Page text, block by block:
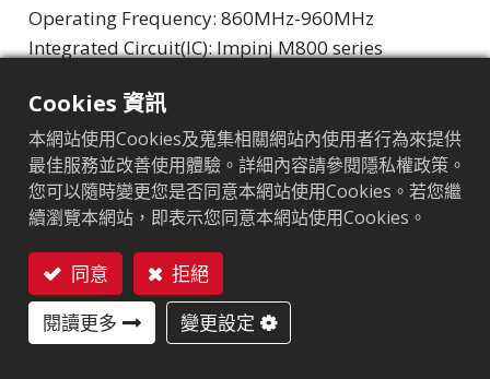
Operating Frequency: 860MHz-960MHz
Integrated Circuit(IC): Impinj M800 series
市場區隔:零售
晶片:Impinj M800 Series
天線尺寸（mm）:22x8
EPC記憶體
128 bits/96 bits
用戶記憶體
0/32 bits
Cookies 資訊
本網站使用Cookies及蒐集相關網站內使用者行為來提供
最佳服務並改善使用體驗。詳細內容請參閱隱私權政策。
您可以隨時變更您是否同意本網站使用Cookies。若您繼
續瀏覽本網站，即表示您同意本網站使用Cookies。
同意
拒絕
閱讀更多
變更設定